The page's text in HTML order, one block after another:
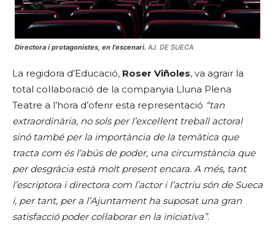
Directora i protagonistes, en l’escenari. AJ. DE SUECA
La regidora d’Educació, Roser Viñoles, va agrair la
total col·laboració de la companyia Lluna Plena
Teatre a l’hora d’oferir esta representació “tan
extraordinària, no sols per l’excel·lent treball actoral
sinó també per la importància de la temàtica que
tracta com és l’abús de poder, una circumstància que
per desgràcia està molt present encara. A més, tant
l’escriptora i directora com l’actor i l’actriu són de Sueca
i, per tant, per a l’Ajuntament ha suposat una gran
satisfacció poder col·laborar en la iniciativa”.